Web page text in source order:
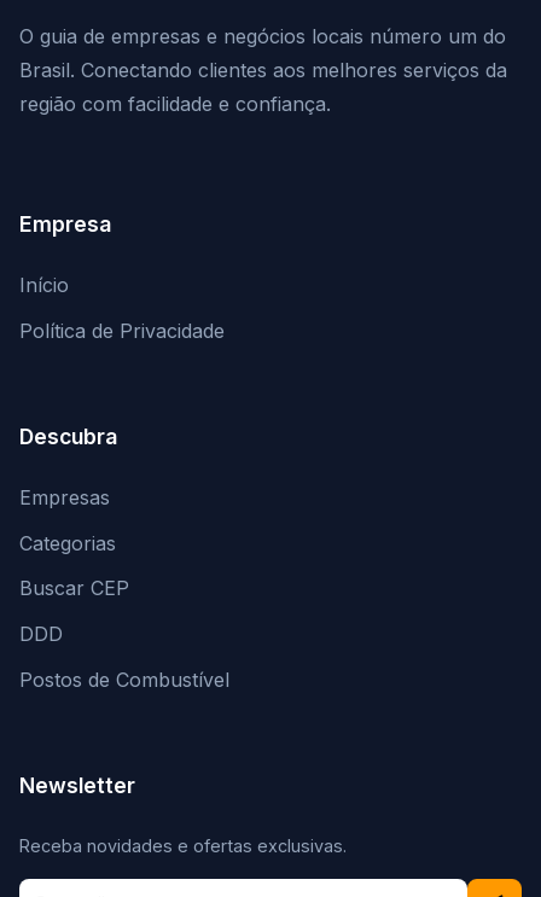
O guia de empresas e negócios locais número um do
Brasil. Conectando clientes aos melhores serviços da
região com facilidade e confiança.
Empresa
Início
Política de Privacidade
Descubra
Empresas
Categorias
Buscar CEP
DDD
Postos de Combustível
Newsletter
Receba novidades e ofertas exclusivas.